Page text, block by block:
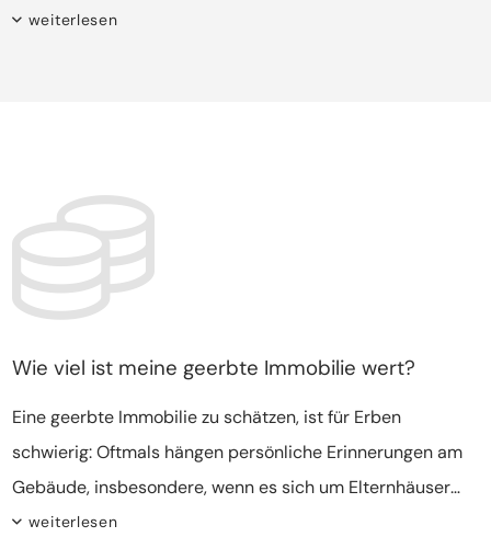
bestehen. Wird die Immobilie behalten, sollten Erben
weiterlesen
Wie viel ist meine geerbte Immobilie wert?
Eine geerbte Immobilie zu schätzen, ist für Erben
schwierig: Oftmals hängen persönliche Erinnerungen am
Gebäude, insbesondere, wenn es sich um Elternhäuser
handelt. Häufig übersteigt der ideelle Wert den
weiterlesen